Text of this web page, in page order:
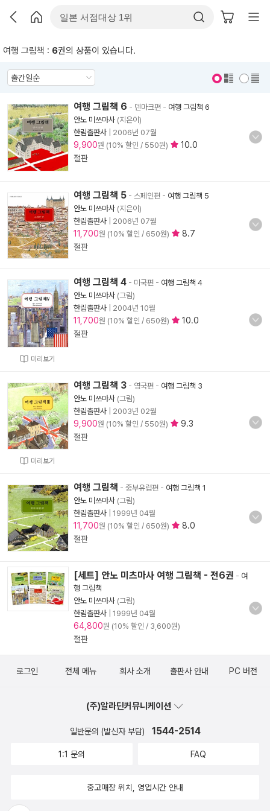
여행 그림책 : 6권의 상품이 있습니다.
여행 그림책 6 - 덴마크편 - 여행 그림책 6
안노 미쓰마사 (지은이)
한림출판사
2006년 07월
9,900원 (10% 할인 / 550원)
10.0
절판
여행 그림책 5 - 스페인편 - 여행 그림책 5
안노 미쓰마사 (지은이)
한림출판사
2006년 07월
11,700원 (10% 할인 / 650원)
8.7
절판
미리보기
여행 그림책 4 - 미국편 - 여행 그림책 4
안노 미쓰마사 (그림)
한림출판사
2004년 10월
11,700원 (10% 할인 / 650원)
10.0
절판
미리보기
여행 그림책 3 - 영국편 - 여행 그림책 3
안노 미쓰마사 (그림)
한림출판사
2003년 02월
9,900원 (10% 할인 / 550원)
9.3
절판
여행 그림책 - 중부유럽편 - 여행 그림책 1
안노 미쓰마사 (그림)
한림출판사
1999년 04월
11,700원 (10% 할인 / 650원)
8.0
절판
[세트] 안노 미츠마사 여행 그림책 - 전6권 - 여
행 그림책
안노 미쓰마사 (그림)
한림출판사
1999년 04월
64,800원 (10% 할인 / 3,600원)
절판
로그인 전체 메뉴 회사 소개 출판사 안내 PC 버전
(주)알라딘커뮤니케이션
일반문의 (발신자 부담) 1544-2514
1:1 문의 FAQ
중고매장 위치, 영업시간 안내